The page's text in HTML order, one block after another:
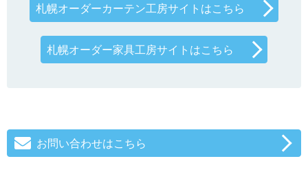
札幌オーダーカーテン工房サイトはこちら
札幌オーダー家具工房サイトはこちら
お問い合わせはこちら